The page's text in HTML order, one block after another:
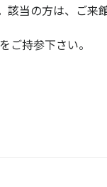
該当の方は、ご来
ご持参下さい。